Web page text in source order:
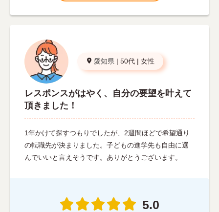
愛知県 | 50代 | 女性
レスポンスがはやく、自分の要望を叶えて
頂きました！
1年かけて探すつもりでしたが、2週間ほどで希望通り
の転職先が決まりました。子どもの進学先も自由に選
んでいいと言えそうです。ありがとうございます。
5.0